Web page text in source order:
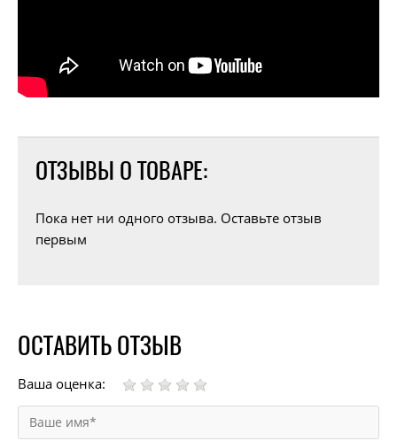
ОТЗЫВЫ О ТОВАРЕ:
Пока нет ни одного отзыва. Оставьте отзыв
первым
ОСТАВИТЬ ОТЗЫВ
Ваша оценка: